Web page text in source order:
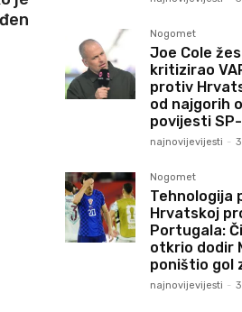
Nogomet
Joe Cole
kritizirao
protiv
od najgorih
povijesti
najnovijevijesti -
Nogomet
Tehnologija
Hrvatskoj
Portugala:
otkrio dodir
poništio gol
najnovijevijesti -